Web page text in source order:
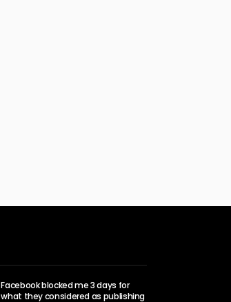
Facebook blocked me 3 days for
what they considered as publishing